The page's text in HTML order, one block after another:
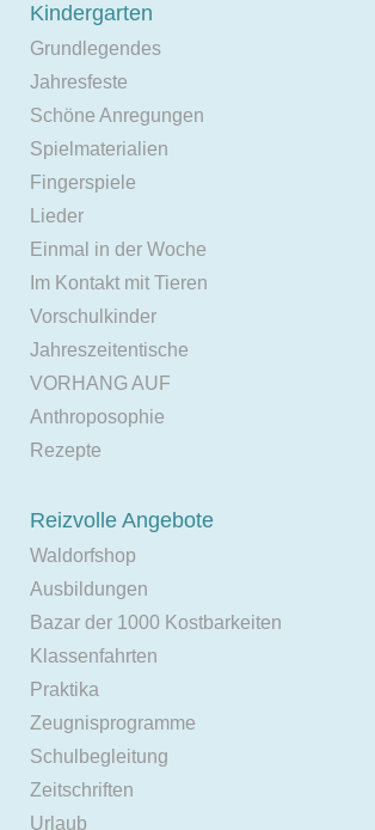
Kindergarten
Grundlegendes
Jahresfeste
Schöne Anregungen
Spielmaterialien
Fingerspiele
Lieder
Einmal in der Woche
Im Kontakt mit Tieren
Vorschulkinder
Jahreszeitentische
VORHANG AUF
Anthroposophie
Rezepte
Reizvolle Angebote
Waldorfshop
Ausbildungen
Bazar der 1000 Kostbarkeiten
Klassenfahrten
Praktika
Zeugnisprogramme
Schulbegleitung
Zeitschriften
Urlaub